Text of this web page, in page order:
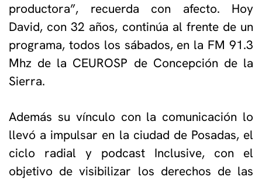
productora”, recuerda con afecto. Hoy
David, con 32 años, continúa al frente de un
programa, todos los sábados, en la FM 91.3
Mhz de la CEUROSP de Concepción de la
Sierra.
Además su vínculo con la comunicación lo
llevó a impulsar en la ciudad de Posadas, el
ciclo radial y podcast Inclusive, con el
objetivo de visibilizar los derechos de las